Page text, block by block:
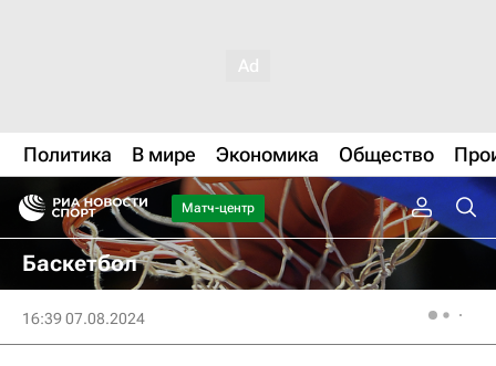
Политика В мире Экономика Общество
Матч-центр
Баскетбол
16:39 07.08.2024